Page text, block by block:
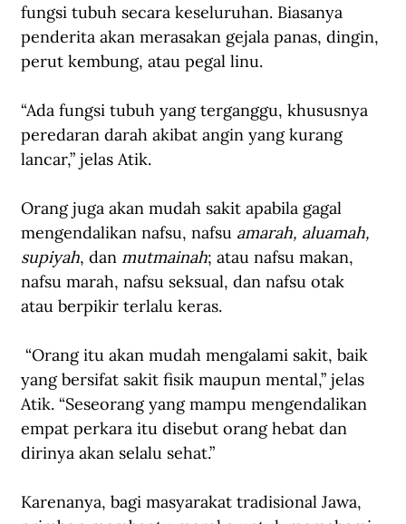
fungsi tubuh secara keseluruhan. Biasanya
penderita akan merasakan gejala panas, dingin,
perut kembung, atau pegal linu.
“Ada fungsi tubuh yang terganggu, khususnya
peredaran darah akibat angin yang kurang
lancar,” jelas Atik.
Orang juga akan mudah sakit apabila gagal
mengendalikan nafsu, nafsu amarah, aluamah,
supiyah, dan mutmainah; atau nafsu makan,
nafsu marah, nafsu seksual, dan nafsu otak
atau berpikir terlalu keras.
“Orang itu akan mudah mengalami sakit, baik
yang bersifat sakit fisik maupun mental,” jelas
Atik. “Seseorang yang mampu mengendalikan
empat perkara itu disebut orang hebat dan
dirinya akan selalu sehat.”
Karenanya, bagi masyarakat tradisional Jawa,